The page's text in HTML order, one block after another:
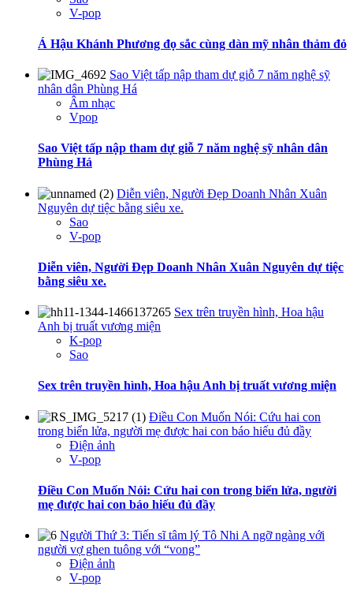
V-pop
Á Hậu Khánh Phương đọ sắc cùng dàn mỹ nhân thảm đỏ
Sao Việt tấp nập tham dự giỗ 7 năm nghệ sỹ
nhân dân Phùng Há
Âm nhạc
Vpop
Sao Việt tấp nập tham dự giỗ 7 năm nghệ sỹ nhân dân
Phùng Há
Diễn viên, Người Đẹp Doanh Nhân Xuân
Nguyên dự tiệc bằng siêu xe.
Sao
V-pop
Diễn viên, Người Đẹp Doanh Nhân Xuân Nguyên dự tiệc
bằng siêu xe.
Sex trên truyền hình, Hoa hậu
Anh bị truất vương miện
K-pop
Sao
Sex trên truyền hình, Hoa hậu Anh bị truất vương miện
Điều Con Muốn Nói: Cứu hai con
trong biển lửa, người mẹ được hai con báo hiếu đủ đầy
Điện ảnh
V-pop
Điều Con Muốn Nói: Cứu hai con trong biển lửa, người
mẹ được hai con báo hiếu đủ đầy
Người Thứ 3: Tiến sĩ tâm lý Tô Nhi A ngỡ ngàng với
người vợ ghen tuông với “vong”
Điện ảnh
V-pop